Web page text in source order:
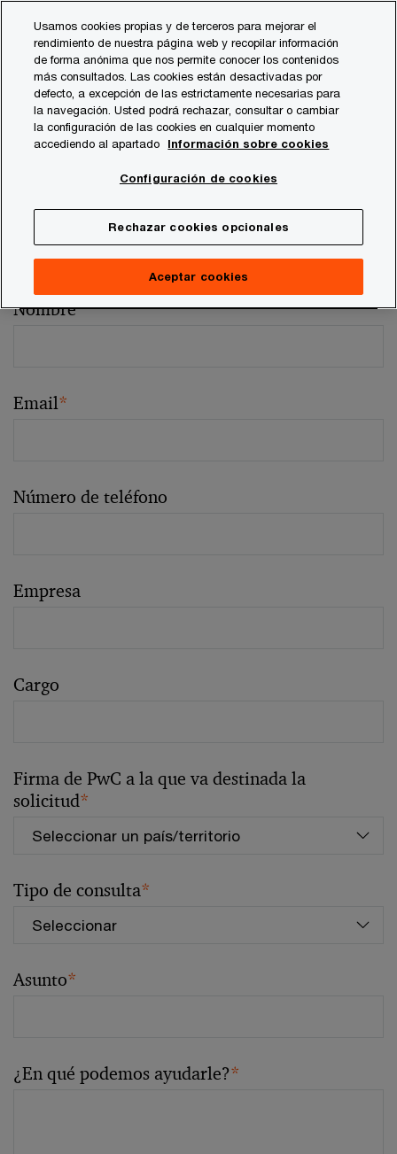
content
footer
Comentarios y sugerencias
Por favor, facilítenos los siguientes datos
Los campos marcados con un asterisco son obligatorios (
Persona de contacto:Jose Félix Galvez
Nombre*
Email*
Número de teléfono
Empresa
Cargo
Firma de PwC a la que va destinada la
solicitud*
Tipo de consulta*
Asunto*
¿En qué podemos ayudarle?*
Usamos cookies propias y de terceros para mejorar el
rendimiento de nuestra página web y recopilar información
de forma anónima que nos permite conocer los contenidos
más consultados. Las cookies están desactivadas por
defecto, a excepción de las estrictamente necesarias para
la navegación. Usted podrá rechazar, consultar o cambiar
la configuración de las cookies en cualquier momento
accediendo al apartado
Información sobre cookies
Configuración de cookies
Rechazar cookies opcionales
Aceptar cookies